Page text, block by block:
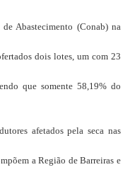
Abastecimento (Conab) na
dois lotes, um com 23
que somente 58,19% do
afetados pela seca nas
a Região de Barreiras e